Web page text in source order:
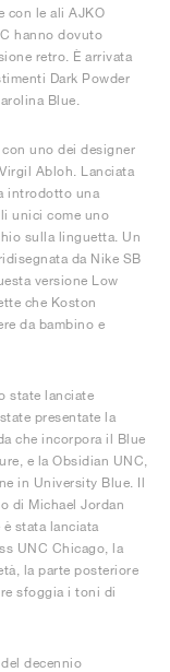
con le ali AJKO
hanno dovuto
retro. È arrivata
Dark Powder
Blue.
uno dei designer
Abloh. Lanciata
introdotto una
unici come uno
sulla linguetta. Un
da Nike SB
versione Low
che Koston
da bambino e
state lanciate
presentate la
che incorpora il Blue
e la Obsidian UNC,
in University Blue. Il
di Michael Jordan
stata lanciata
UNC Chicago, la
la parte posteriore
sfoggia i toni di
decennio